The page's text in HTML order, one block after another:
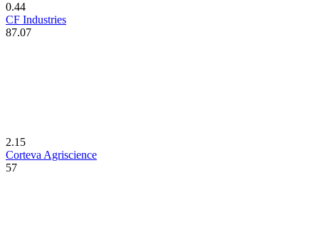
0.44
CF Industries
87.07
2.15
Corteva Agriscience
57